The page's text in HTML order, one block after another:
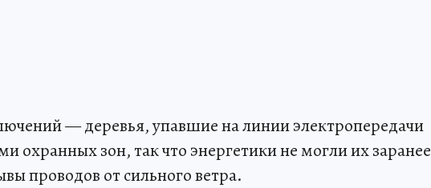
— деревья, упавшие на линии электропередачи
охранных зон, так что энергетики не могли их заранее
проводов от сильного ветра.